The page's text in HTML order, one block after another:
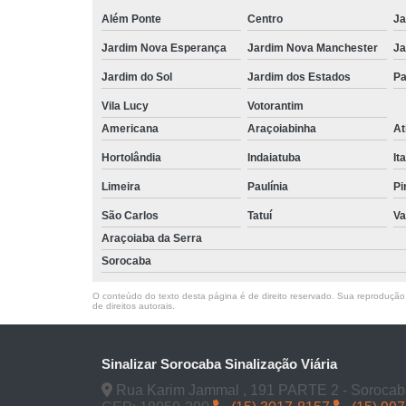
Além Ponte Centro
Jardim Nova Esperança Jardim Nova Manchester
Jardim do Sol Jardim dos Estados
Vila Lucy
Votorantim
Americana
Araçoiabinha
Hortolândia Indaiatuba
Limeira Paulínia
São Carlos Tatuí
Araçoiaba da Serra
Sorocaba
O conteúdo do texto desta página é de direito reservado. Sua
de direitos autorais
Sinalizar Sorocaba Sinalização Viária
Rua Karim Jammal , 191 PARTE 2 -